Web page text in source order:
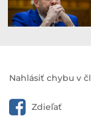
Nahlásiť chybu v
Zdieľať